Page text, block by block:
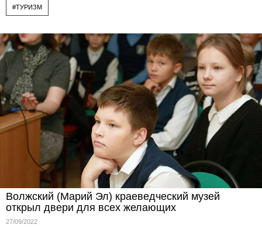
#ТУРИЗМ
Волжский (Марий Эл) краеведческий музей
открыл двери для всех желающих
27/09/2022